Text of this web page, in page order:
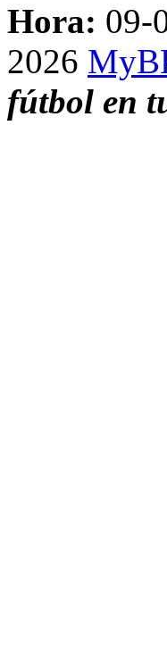
Hora: 09-
2026
fútbol en